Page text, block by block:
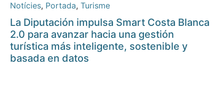
Notícies, Portada, Turisme
La Diputación impulsa Smart Costa Blanca
2.0 para avanzar hacia una gestión
turística más inteligente, sostenible y
basada en datos